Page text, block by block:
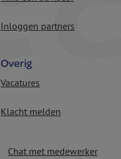
Inloggen partners
Overig
Vacatures
Klacht melden
Chat met medewerker